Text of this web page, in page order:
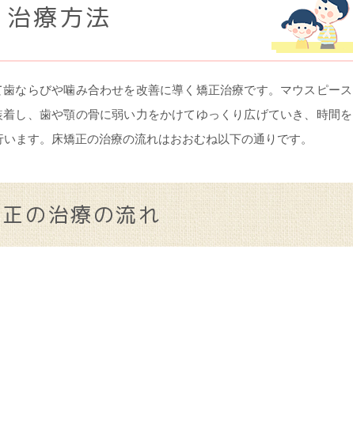
治療方法
ならびや噛み合わせを改善に導く矯正治療です。マウスピース
し、歯や顎の骨に弱い力をかけてゆっくり広げていき、時間を
ます。床矯正の治療の流れはおおむね以下の通りです。
の治療の流れ